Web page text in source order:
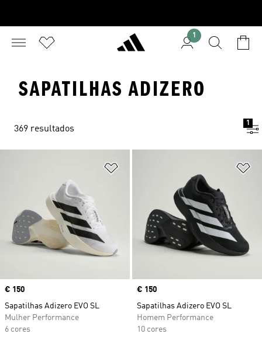
1
SAPATILHAS ADIZERO
369 resultados
1
Adicionar à Lista de Desejos
Price
€ 150
Sapatilhas Adizero EVO SL
Mulher Performance
6 cores
Price
€ 150
Sapatilhas Adizero EVO SL
Homem Performance
10 cores